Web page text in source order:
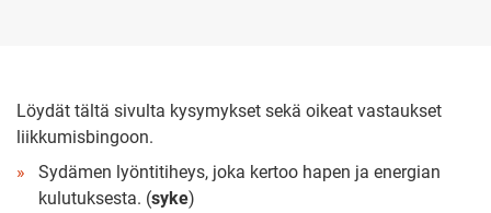
Löydät tältä sivulta kysymykset sekä oikeat vastaukset
liikkumisbingoon.
Sydämen lyöntitiheys, joka kertoo hapen ja energian
kulutuksesta. (syke)